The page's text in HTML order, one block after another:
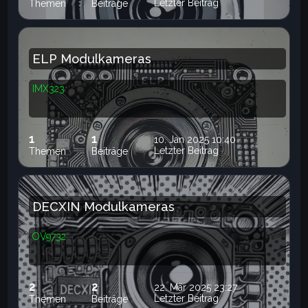
Themen Beiträge
Letzter Beitrag
ELP Modulkameras
IMX323
1
Themen
1
Beiträge
10. Jan 2025 10:40
Letzter Beitrag
DECXIN Modulkameras
OV9732
2
Themen
2
Beiträge
22. Mär 2025 23:27
Letzter Beitrag